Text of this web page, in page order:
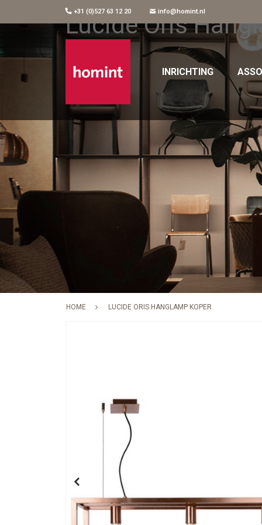
+31 (0)527 63 12 20 info@homint.nl
INRICHTING
Lucide Oris
HOME LUCIDE ORIS HANGLAMP KOPER